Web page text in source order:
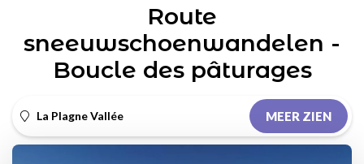
Route
sneeuwschoenwandelen -
Boucle des pâturages
La Plagne Vallée MEER ZIEN